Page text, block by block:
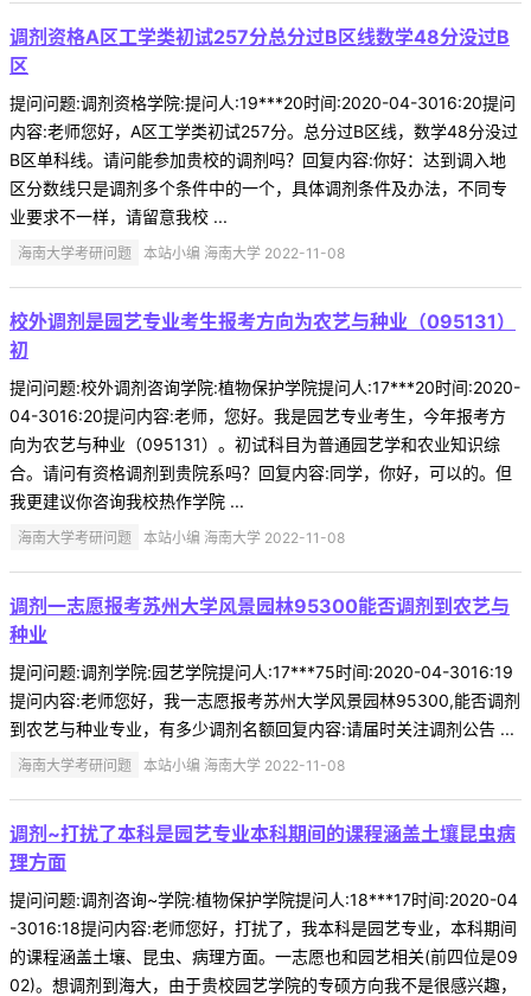
调剂资格A区工学类初试257分总分过B区线数学48分没过B
区
提问问题:调剂资格学院:提问人:19***20时间:2020-04-3016:20提问
内容:老师您好，A区工学类初试257分。总分过B区线，数学48分没过
B区单科线。请问能参加贵校的调剂吗？回复内容:你好：达到调入地
区分数线只是调剂多个条件中的一个，具体调剂条件及办法，不同专
业要求不一样，请留意我校 ...
海南大学考研问题 本站小编 海南大学 2022-11-08
校外调剂是园艺专业考生报考方向为农艺与种业（095131）
初
提问问题:校外调剂咨询学院:植物保护学院提问人:17***20时间:2020-
04-3016:20提问内容:老师，您好。我是园艺专业考生，今年报考方
向为农艺与种业（095131）。初试科目为普通园艺学和农业知识综
合。请问有资格调剂到贵院系吗？回复内容:同学，你好，可以的。但
我更建议你咨询我校热作学院 ...
海南大学考研问题 本站小编 海南大学 2022-11-08
调剂一志愿报考苏州大学风景园林95300能否调剂到农艺与
种业
提问问题:调剂学院:园艺学院提问人:17***75时间:2020-04-3016:19
提问内容:老师您好，我一志愿报考苏州大学风景园林95300,能否调剂
到农艺与种业专业，有多少调剂名额回复内容:请届时关注调剂公告 ...
海南大学考研问题 本站小编 海南大学 2022-11-08
调剂~打扰了本科是园艺专业本科期间的课程涵盖土壤昆虫病
理方面
提问问题:调剂咨询~学院:植物保护学院提问人:18***17时间:2020-04
-3016:18提问内容:老师您好，打扰了，我本科是园艺专业，本科期间
的课程涵盖土壤、昆虫、病理方面。一志愿也和园艺相关(前四位是09
02)。想调剂到海大，由于贵校园艺学院的专硕方向我不是很感兴趣，